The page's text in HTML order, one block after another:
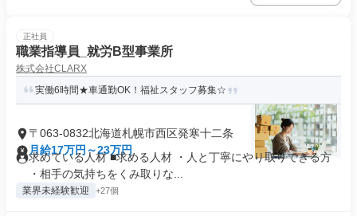
正社員
職業指導員_就労B型事業所
株式会社CLARX
実働6時間★車通勤OK！福祉スタッフ募集☆
〒063-0832北海道札幌市西区発寒十二条
月給17万円～23万円
求めている人材 ■求める人材 ・人と丁寧にやり取りできる方
・相手の気持ちをくみ取りな...
業界未経験歓迎 +27個